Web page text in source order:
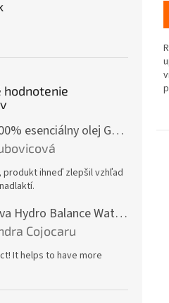
hodnotenie
Altevita 100% esenciálny olej GÁFOR – Olej pozitívnej energie 10ml
je 5 z 5 hviezdičiek.
produkt ihneď zlepšil vzhľad
Superstrava Hydro Balance Watermelon electrolytes Box 30 x 4,7g
je 5 z 5 hviezdičiek.
Cojocaru
It helps to have more